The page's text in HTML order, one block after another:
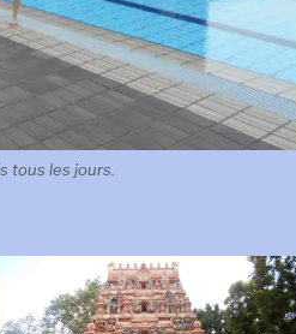
tous les jours.